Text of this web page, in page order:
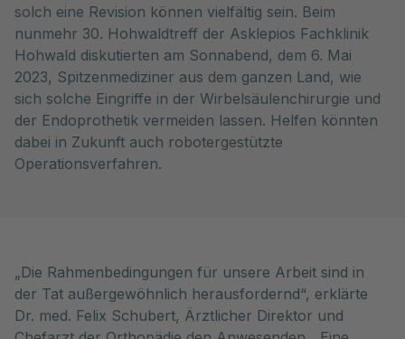
solch eine Revision können vielfältig sein. Beim
nunmehr 30. Hohwaldtreff der Asklepios Fachklinik
Hohwald diskutierten am Sonnabend, dem 6. Mai
2023, Spitzenmediziner aus dem ganzen Land, wie
sich solche Eingriffe in der Wirbelsäulenchirurgie und
der Endoprothetik vermeiden lassen. Helfen könnten
dabei in Zukunft auch robotergestützte
Operationsverfahren.
„Die Rahmenbedingungen für unsere Arbeit sind in
der Tat außergewöhnlich herausfordernd“, erklärte
Dr. med. Felix Schubert, Ärztlicher Direktor und